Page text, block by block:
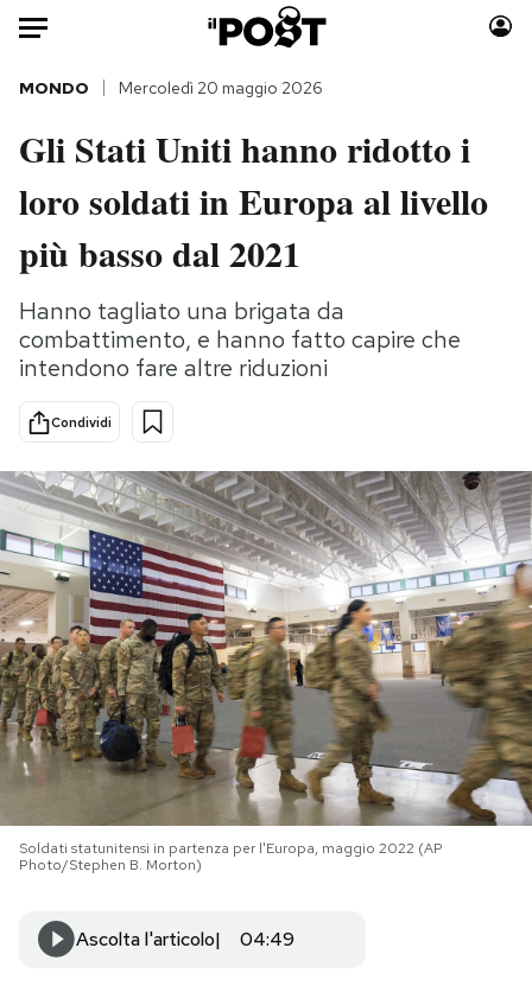
Auto
HOME
Italia
Politica
Tecnologia
Internet
Scienza
Cultura
Economia
Sport
Moda
Storie/Idee
Ok Boomer!
Media
Mondiali calcio 2026
PODCAST
NEWSLETTER
I MIEI PREFERITI
MONDO Mercoledì 20 maggio 2026
Gli Stati Uniti hanno ridotto i
loro soldati in Europa al livello
più basso dal 2021
Hanno tagliato una brigata da
combattimento, e hanno fatto capire che
intendono fare altre riduzioni
Condividi
Soldati statunitensi in partenza per l'Europa, maggio 2022 (AP
Photo/Stephen B. Morton)
Ascolta l'articolo 04:49